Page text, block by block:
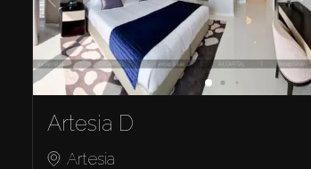
Artesia D
Artesia